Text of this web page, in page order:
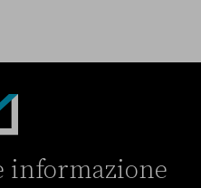
informazione